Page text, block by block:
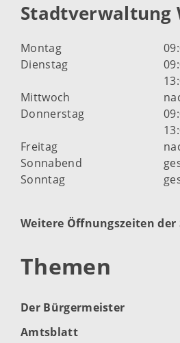
Stadtverwaltung
Montag
Dienstag
Mittwoch
Donnerstag
Freitag
Sonnabend
Sonntag
Weitere Öffnungszeiten der
Themen
Der Bürgermeister
Amtsblatt